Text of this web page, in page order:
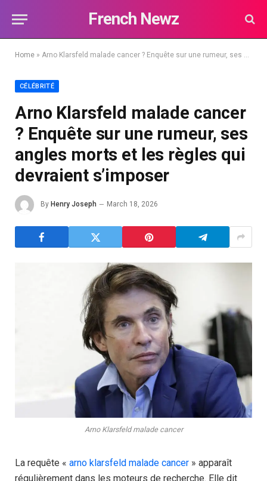
French Newz
Home » Arno Klarsfeld malade cancer ? Enquête sur une rumeur, ses angles morts et les règles qui devraient s’imposer
CÉLÉBRITÉ
Arno Klarsfeld malade cancer
? Enquête sur une rumeur, ses
angles morts et les règles qui
devraient s’imposer
By Henry Joseph March 18, 2026
Arno Klarsfeld malade cancer
La requête « arno klarsfeld malade cancer » apparaît
régulièrement dans les moteurs de recherche. Elle dit